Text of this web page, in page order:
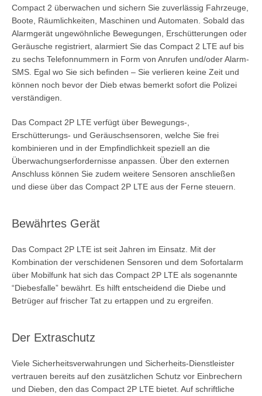
SUCHEN
Compact 2 überwachen und sichern Sie zuverlässig Fahrzeuge,
Boote, Räumlichkeiten, Maschinen und Automaten. Sobald das
Alarmgerät ungewöhnliche Bewegungen, Erschütterungen oder
Geräusche registriert, alarmiert Sie das Compact 2 LTE auf bis
zu sechs Telefonnummern in Form von Anrufen und/oder Alarm-
SMS. Egal wo Sie sich befinden – Sie verlieren keine Zeit und
können noch bevor der Dieb etwas bemerkt sofort die Polizei
verständigen.
Das Compact 2P LTE verfügt über Bewegungs-,
Erschütterungs- und Geräuschsensoren, welche Sie frei
kombinieren und in der Empfindlichkeit speziell an die
Überwachungserfordernisse anpassen. Über den externen
Anschluss können Sie zudem weitere Sensoren anschließen
und diese über das Compact 2P LTE aus der Ferne steuern.
Bewährtes Gerät
Das Compact 2P LTE ist seit Jahren im Einsatz. Mit der
Kombination der verschidenen Sensoren und dem Sofortalarm
über Mobilfunk hat sich das Compact 2P LTE als sogenannte
“Diebesfalle” bewährt. Es hilft entscheidend die Diebe und
Betrüger auf frischer Tat zu ertappen und zu ergreifen.
Der Extraschutz
Viele Sicherheitsverwahrungen und Sicherheits-Dienstleister
vertrauen bereits auf den zusätzlichen Schutz vor Einbrechern
und Dieben, den das Compact 2P LTE bietet. Auf schriftliche